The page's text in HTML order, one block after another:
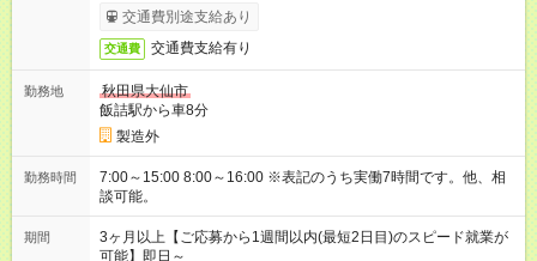
交通費別途支給あり
交通費 交通費支給有り
勤務地
秋田県大仙市
飯詰駅から車8分
製造外
勤務時間
7:00～15:00 8:00～16:00 ※表記のうち実働7時間です。他、相
談可能。
期間
3ヶ月以上【ご応募から1週間以内(最短2日目)のスピード就業が
可能】即日～